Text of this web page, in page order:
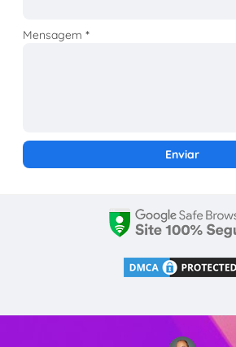
Mensagem*